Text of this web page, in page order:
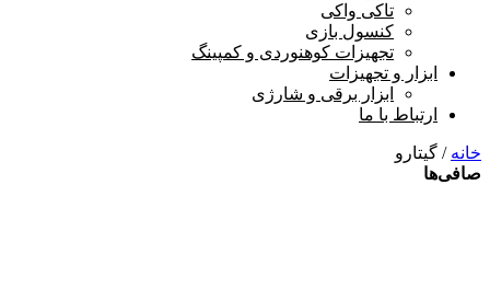
تاکی واکی
کنسول بازی
تجهیزات کوهنوردی و کمپینگ
ابزار و تجهیزات
ابزار برقی و شارژی
ارتباط با ما
خانه / گیتارو
صافی‌ها